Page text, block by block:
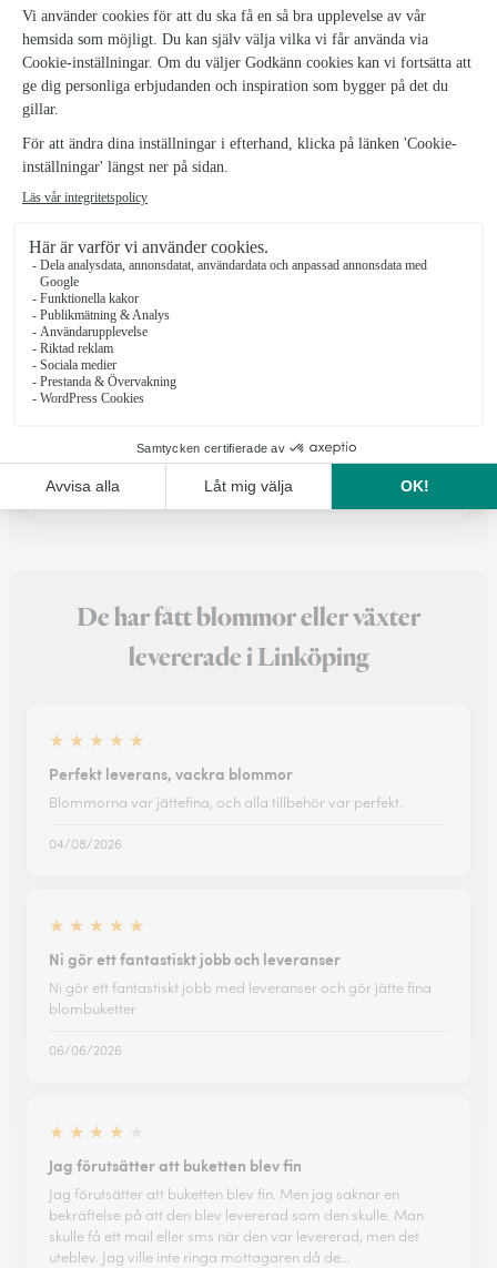
Ljungsbro Blomsterhandel
Ljungsbro
★★★★★4.2 (6)
Norra Cloettavägen 17D
Se butiken
Skärblacka Blomsterhandel
Skärblacka
Bergslagsvägen 34
Se butiken
De har fått blommor eller växter
levererade i Linköping
★ ★ ★ ★ ★
Perfekt leverans, vackra blommor
Blommorna var jättefina, och alla tillbehör var perfekt.
04/08/2026
★ ★ ★ ★ ★
Ni gör ett fantastiskt jobb och leveranser
Ni gör ett fantastiskt jobb med leveranser och gör jätte fina
blombuketter
06/06/2026
★ ★ ★ ★
Jag förutsätter att buketten blev fin
Jag förutsätter att buketten blev fin. Men jag saknar en
bekräftelse på att den blev levererad som den skulle. Man
skulle få ett mail eller sms när den var levererad, men det
uteblev. Jag ville inte ringa mottagaren då de…